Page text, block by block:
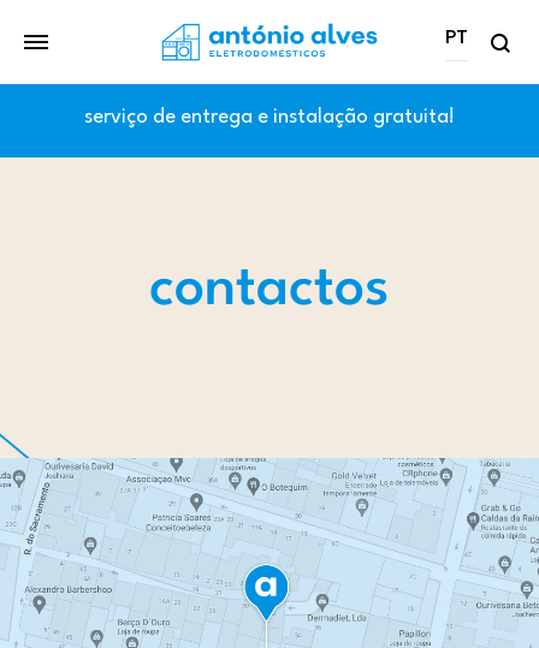
PT
PT
serviço de entrega e instalação gratuita!
contactos